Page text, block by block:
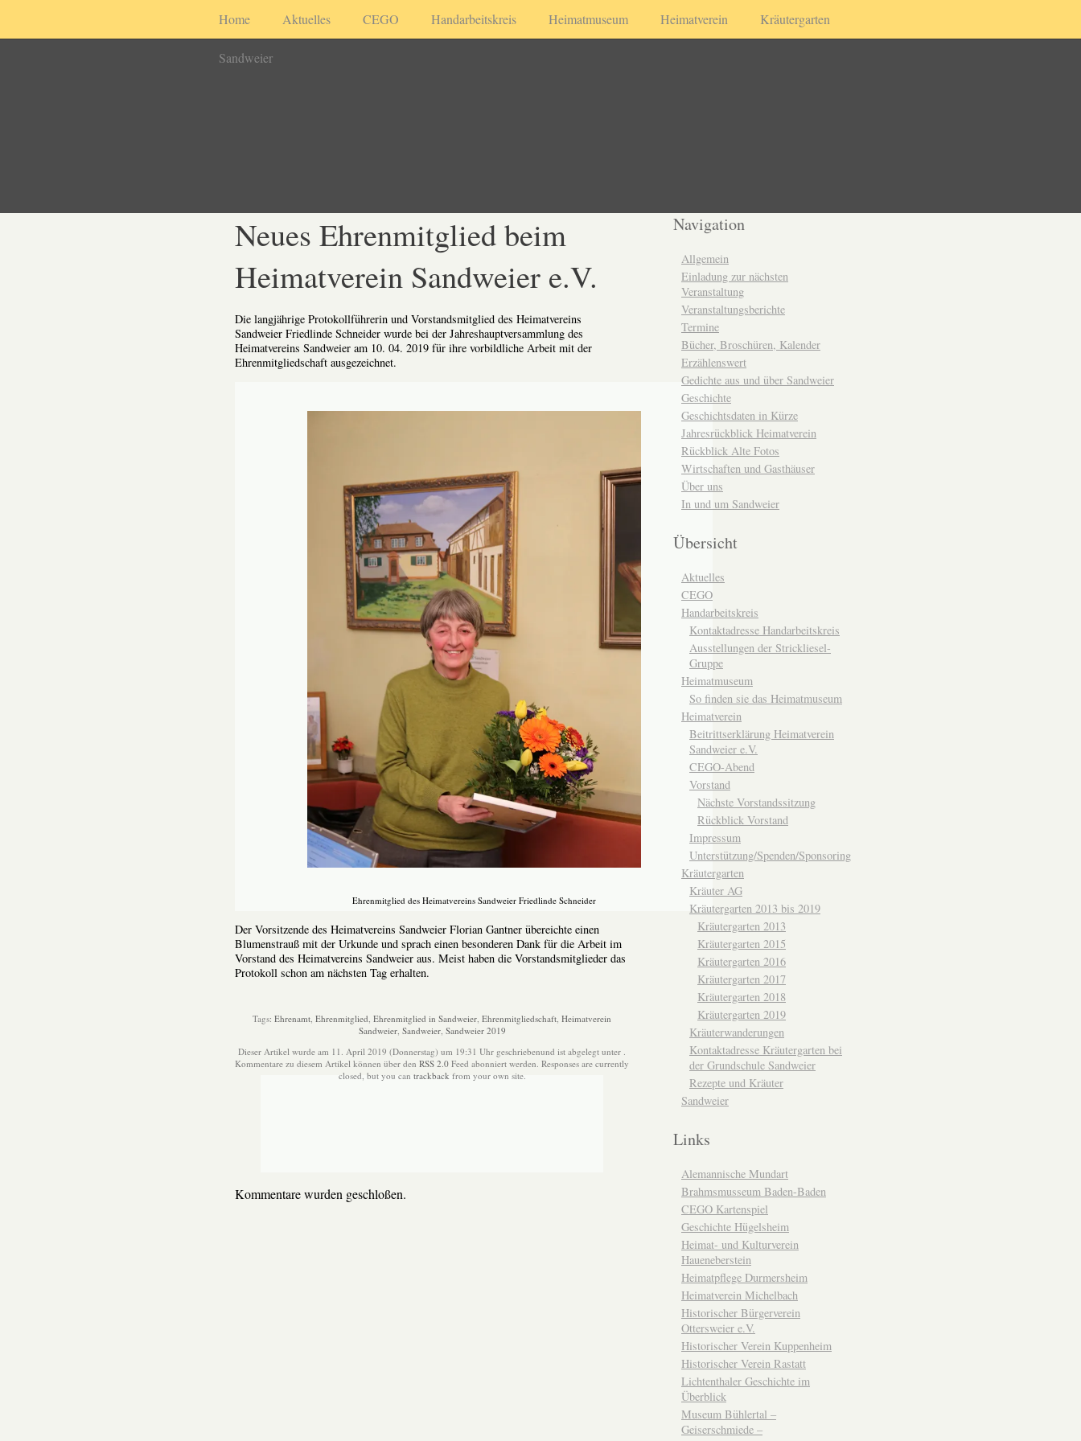
Home Aktuelles CEGO Handarbeitskreis Heimatmuseum Heimatverein Kräutergarten
Sandweier
Neues Ehrenmitglied beim
Heimatverein Sandweier e.V.
Die langjährige Protokollführerin und Vorstandsmitglied des Heimatvereins
Sandweier Friedlinde Schneider wurde bei der Jahreshauptversammlung des
Heimatvereins Sandweier am 10. 04. 2019 für ihre vorbildliche Arbeit mit der
Ehrenmitgliedschaft ausgezeichnet.
Ehrenmitglied des Heimatvereins Sandweier Friedlinde Schneider
Der Vorsitzende des Heimatvereins Sandweier Florian Gantner übereichte einen
Blumenstrauß mit der Urkunde und sprach einen besonderen Dank für die Arbeit im
Vorstand des Heimatvereins Sandweier aus. Meist haben die Vorstandsmitglieder das
Protokoll schon am nächsten Tag erhalten.
Tags: Ehrenamt Ehrenmitglied Ehrenmitglied in Sandweier Ehrenmitgliedschaft Heimatverein
Sandweier, Sandweier, Sandweier 2019
Dieser Artikel wurde am 11. April 2019 (Donnerstag) um 19:31 Uhr geschriebenund ist abgelegt unter .
Kommentare zu diesem Artikel können über den RSS 2.0 Feed abonniert werden. Responses are currently
closed, but you can trackbackfrom your own site.
Kommentare wurden geschloßen.
Navigation
Allgemein
Einladung zur nächsten
Veranstaltung
Veranstaltungsberichte
Termine
Bücher, Broschüren, Kalender
Erzählenswert
Gedichte aus und über Sandweier
Geschichte
Geschichtsdaten in Kürze
Jahresrückblick Heimatverein
Rückblick Alte Fotos
Wirtschaften und Gasthäuser
Über uns
In und um Sandweier
Übersicht
Aktuelles
CEGO
Handarbeitskreis
Kontaktadresse Handarbeitskreis
Ausstellungen der Strickliesel-
Gruppe
Heimatmuseum
So finden sie das Heimatmuseum
Heimatverein
Beitrittserklärung Heimatverein
Sandweier e.V.
CEGO-Abend
Vorstand
Nächste Vorstandssitzung
Rückblick Vorstand
Impressum
Unterstützung/Spenden/Sponsoring
Kräutergarten
Kräuter AG
Kräutergarten 2013 bis 2019
Kräutergarten 2013
Kräutergarten 2015
Kräutergarten 2016
Kräutergarten 2017
Kräutergarten 2018
Kräutergarten 2019
Kräuterwanderungen
Kontaktadresse Kräutergarten bei
der Grundschule Sandweier
Rezepte und Kräuter
Sandweier
Links
Alemannische Mundart
Brahmsmusseum Baden-Baden
CEGO Kartenspiel
Geschichte Hügelsheim
Heimat- und Kulturverein
Haueneberstein
Heimatpflege Durmersheim
Heimatverein Michelbach
Historischer Bürgerverein
Ottersweier e.V.
Historischer Verein Kuppenheim
Historischer Verein Rastatt
Lichtenthaler Geschichte im
Überblick
Museum Bühlertal –
Geiserschmiede –